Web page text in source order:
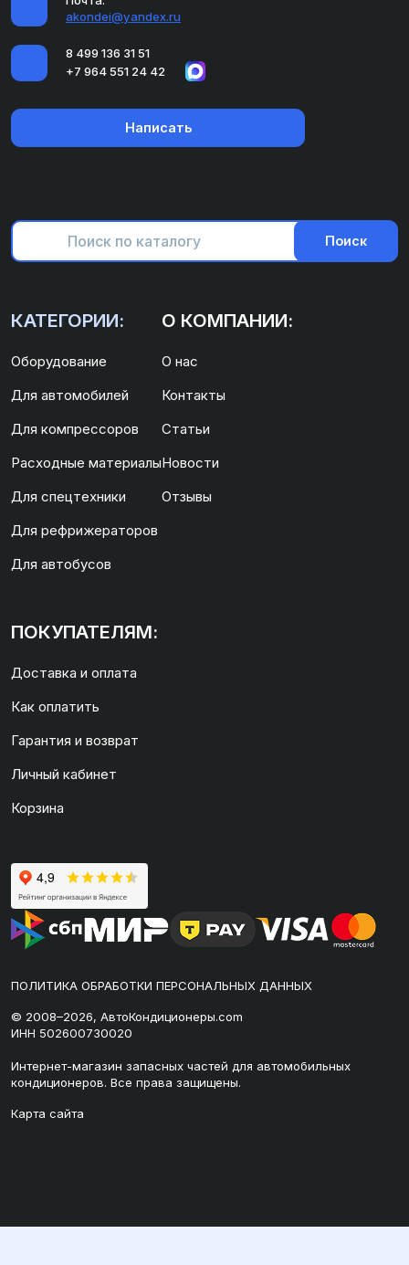
akondei@yandex.ru
8 499 136 31 51
+7 964 551 24 42
Написать
Поиск
КАТЕГОРИИ:
Оборудование
Для автомобилей
Для компрессоров
Расходные материалы
Для спецтехники
Для рефрижераторов
Для автобусов
О КОМПАНИИ:
О нас
Контакты
Статьи
Новости
Отзывы
ПОКУПАТЕЛЯМ:
Доставка и оплата
Как оплатить
Гарантия и возврат
Личный кабинет
Корзина
ПОЛИТИКА ОБРАБОТКИ ПЕРСОНАЛЬНЫХ ДАННЫХ
© 2008–2026, АвтоКондиционеры.com
ИНН 502600730020
Интернет-магазин запасных частей для автомобильных
кондиционеров. Все права защищены.
Карта сайта